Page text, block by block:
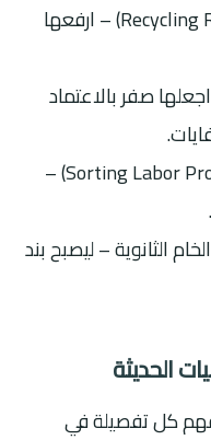
· نسبة المواد الموجهة للتدوير (Recycling Rate) – ارفعها
صفر بالاعتماد
· إنتاجية العامل في الفرز (Sorting Labor Productivity) –
الثانوية – ليصبح بند
الحديثة
كل تفصيلة في